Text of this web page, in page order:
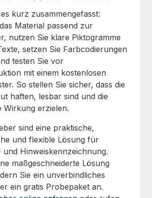
kurz zusammengefasst:
Material passend zur
nutzen Sie klare Piktogramme
setzen Sie Farbcodierungen
testen Sie vor
mit einem kostenlosen
So stellen Sie sicher, dass die
haften, lesbar sind und die
Wirkung erzielen.
sind eine praktische,
und flexible Lösung für
und Hinweiskennzeichnung.
maßgeschneiderte Lösung
Sie ein unverbindliches
ein gratis Probepaket an.